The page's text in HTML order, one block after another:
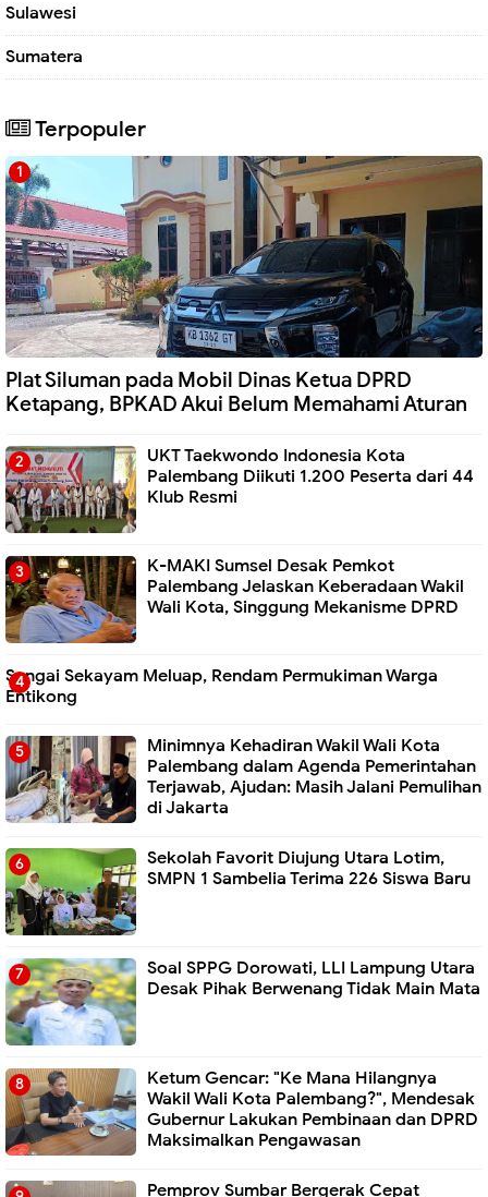
Sulawesi
Sumatera
Terpopuler
Plat Siluman pada Mobil Dinas Ketua DPRD
Ketapang, BPKAD Akui Belum Memahami Aturan
UKT Taekwondo Indonesia Kota
Palembang Diikuti 1.200 Peserta dari 44
Klub Resmi
K-MAKI Sumsel Desak Pemkot
Palembang Jelaskan Keberadaan Wakil
Wali Kota, Singgung Mekanisme DPRD
Sungai Sekayam Meluap, Rendam Permukiman Warga
Entikong
Minimnya Kehadiran Wakil Wali Kota
Palembang dalam Agenda Pemerintahan
Terjawab, Ajudan: Masih Jalani Pemulihan
di Jakarta
Sekolah Favorit Diujung Utara Lotim,
SMPN 1 Sambelia Terima 226 Siswa Baru ‎
Soal SPPG Dorowati, LLI Lampung Utara
Desak Pihak Berwenang Tidak Main Mata
Ketum Gencar: "Ke Mana Hilangnya
Wakil Wali Kota Palembang?", Mendesak
Gubernur Lakukan Pembinaan dan DPRD
Maksimalkan Pengawasan
Pemprov Sumbar Bergerak Cepat